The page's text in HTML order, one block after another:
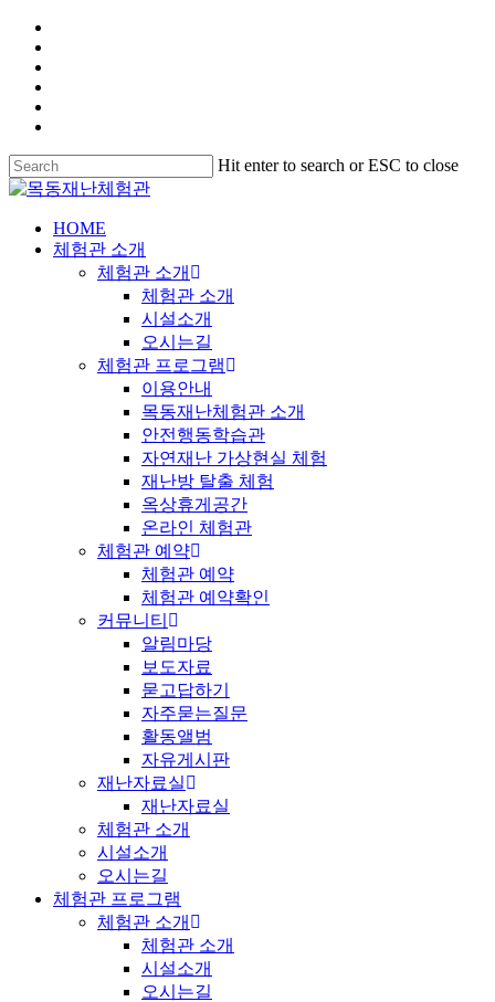
Hit enter to search or ESC to close
HOME
체험관 소개
체험관 소개
체험관 소개
시설소개
오시는길
체험관 프로그램
이용안내
목동재난체험관 소개
안전행동학습관
자연재난 가상현실 체험
재난방 탈출 체험
옥상휴게공간
온라인 체험관
체험관 예약
체험관 예약
체험관 예약확인
커뮤니티
알림마당
보도자료
묻고답하기
자주묻는질문
활동앨범
자유게시판
재난자료실
재난자료실
체험관 소개
시설소개
오시는길
체험관 프로그램
체험관 소개
체험관 소개
시설소개
오시는길